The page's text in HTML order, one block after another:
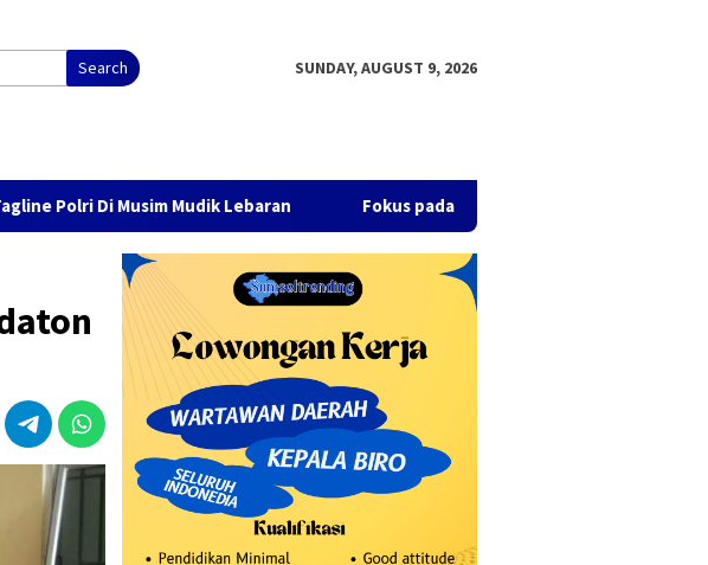
Search SUNDAY, AUGUST 9, 2026
Mudik Lebaran Fokus pada Pertumbuhan Ekonomi dan Pembangunan